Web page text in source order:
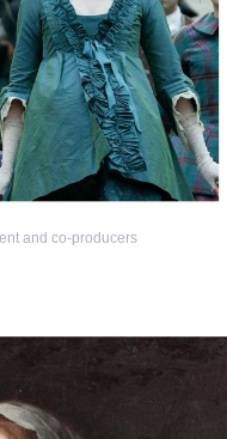
and co-producers